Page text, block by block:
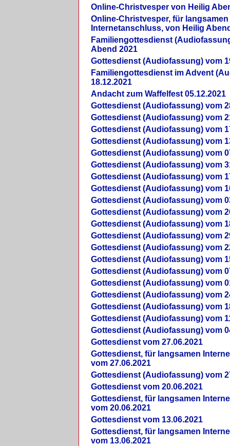
Online-Christvesper von Heilig
Online-Christvesper, für langsamen
Internetanschluss, von Heilig
Familiengottesdienst
Abend 2021
Gottesdienst (Audiofassung) vom
Familiengottesdienst im Advent
18.12.2021
Andacht zum Waffelfest 05.12.2021
Gottesdienst (Audiofassung) vom
Gottesdienst (Audiofassung) vom
Gottesdienst (Audiofassung) vom
Gottesdienst (Audiofassung) vom
Gottesdienst (Audiofassung) vom
Gottesdienst (Audiofassung) vom
Gottesdienst (Audiofassung) vom
Gottesdienst (Audiofassung) vom
Gottesdienst (Audiofassung) vom
Gottesdienst (Audiofassung) vom
Gottesdienst (Audiofassung) vom
Gottesdienst (Audiofassung) vom
Gottesdienst (Audiofassung) vom
Gottesdienst (Audiofassung) vom
Gottesdienst (Audiofassung) vom
Gottesdienst (Audiofassung) vom
Gottesdienst (Audiofassung) vom
Gottesdienst (Audiofassung) vom
Gottesdienst (Audiofassung) vom
Gottesdienst (Audiofassung) vom
Gottesdienst vom 27.06.2021
Gottesdienst, für langsamen
vom 27.06.2021
Gottesdienst (Audiofassung) vom
Gottesdienst vom 20.06.2021
Gottesdienst, für langsamen
vom 20.06.2021
Gottesdienst vom 13.06.2021
Gottesdienst, für langsamen
vom 13.06.2021